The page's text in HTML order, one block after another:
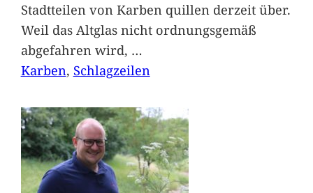
Stadtteilen von Karben quillen derzeit über.
Weil das Altglas nicht ordnungsgemäß
abgefahren wird, …
Karben, Schlagzeilen